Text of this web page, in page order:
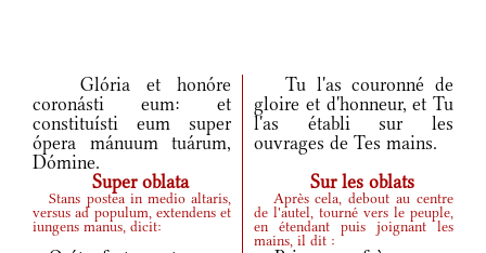
Glória et honóre
coronásti eum: et
constituísti eum super
ópera mánuum tuárum,
Dómine.
Tu l'as couronné de
gloire et d'honneur, et Tu
l'as établi sur les
ouvrages de Tes mains.
Super oblata
Sur les oblats
Stans postea in medio altaris,
versus ad populum, extendens et
iungens manus, dicit:
Après cela, debout au centre
de l'autel, tourné vers le peuple,
en étendant puis joignant les
mains, il dit :